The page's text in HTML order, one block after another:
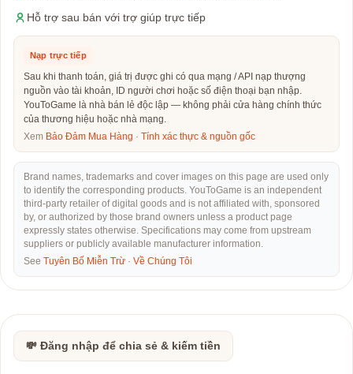
Hỗ trợ sau bán với trợ giúp trực tiếp
Nạp trực tiếp
Sau khi thanh toán, giá trị được ghi có qua mạng / API nạp thượng
nguồn vào tài khoản, ID người chơi hoặc số điện thoại bạn nhập.
YouToGame là nhà bán lẻ độc lập — không phải cửa hàng chính thức
của thương hiệu hoặc nhà mạng.
Xem Bảo Đảm Mua Hàng · Tính xác thực & nguồn gốc
Brand names, trademarks and cover images on this page are used only
to identify the corresponding products. YouToGame is an independent
third-party retailer of digital goods and is not affiliated with, sponsored
by, or authorized by those brand owners unless a product page
expressly states otherwise. Specifications may come from upstream
suppliers or publicly available manufacturer information.
See Tuyên Bố Miễn Trừ · Về Chúng Tôi
💸 Đăng nhập để chia sẻ & kiếm tiền